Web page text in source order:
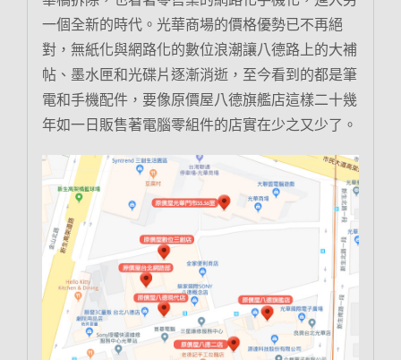
一個全新的時代。光華商場的價格優勢已不再絕
對，無紙化與網路化的數位浪潮讓八德路上的大補
帖、墨水匣和光碟片逐漸消逝，至今看到的都是筆
電和手機配件，要像原價屋八德旗艦店這樣二十幾
年如一日販售著電腦零組件的店實在少之又少了。